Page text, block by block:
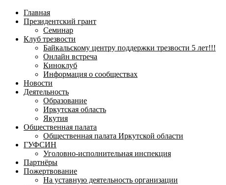
меню
Главная
Президентский грант
Семинар
Клуб трезвости
Байкальскому центру поддержки трезвости 5 лет!!!
Онлайн встреча
Киноклуб
Информация о сообществах
Новости
Деятельность
Образование
Иркутская область
Якутия
Общественная палата
Общественная палата Иркутской области
ГУФСИН
Уголовно-исполнительная инспекция
Партнёры
Пожертвование
На уставную деятельность организации